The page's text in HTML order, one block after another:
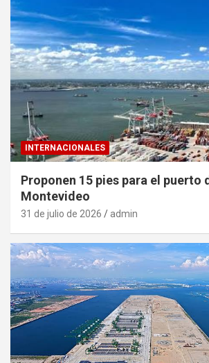
INTERNACIONALES
Proponen 15 pies para el puerto
Montevideo
31 de julio de 2026 admin